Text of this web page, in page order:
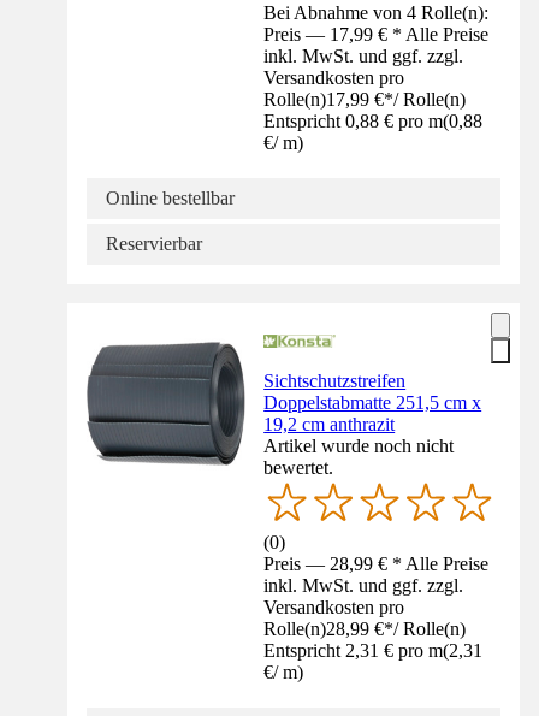
Bei Abnahme von 4 Rolle(n):
Preis — 17,99 € * Alle Preise
inkl. MwSt. und ggf. zzgl.
Versandkosten pro
Rolle(n)17,99 €*/ Rolle(n)
Entspricht 0,88 € pro m(0,88
€/ m)
Online bestellbar
Reservierbar
Sichtschutzstreifen
Doppelstabmatte 251,5 cm x
19,2 cm anthrazit
Artikel wurde noch nicht
bewertet.
(0)
Preis — 28,99 € * Alle Preise
inkl. MwSt. und ggf. zzgl.
Versandkosten pro
Rolle(n)28,99 €*/ Rolle(n)
Entspricht 2,31 € pro m(2,31
€/ m)